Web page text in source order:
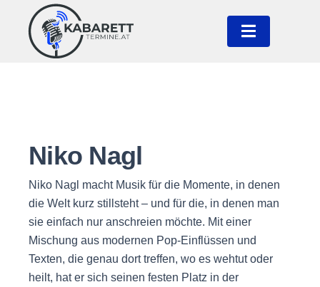
Niko Nagl
Niko Nagl macht Musik für die Momente, in denen
die Welt kurz stillsteht – und für die, in denen man
sie einfach nur anschreien möchte. Mit einer
Mischung aus modernen Pop-Einflüssen und
Texten, die genau dort treffen, wo es wehtut oder
heilt, hat er sich seinen festen Platz in der